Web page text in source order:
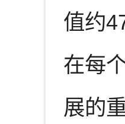
值约
在每
展的